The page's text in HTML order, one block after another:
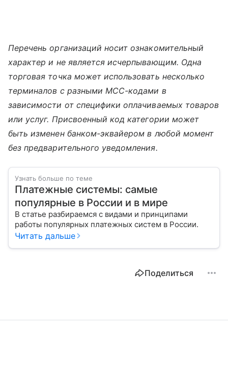
Перечень организаций носит ознакомительный
характер и не является исчерпывающим. Одна
торговая точка может использовать несколько
терминалов с разными MCC-кодами в
зависимости от специфики оплачиваемых товаров
или услуг. Присвоенный код категории может
быть изменен банком-эквайером в любой момент
без предварительного уведомления.
Узнать больше по теме
Платежные системы: самые
популярные в России и в мире
В статье разбираемся с видами и принципами
работы популярных платежных систем в России.
Читать дальше
Поделиться